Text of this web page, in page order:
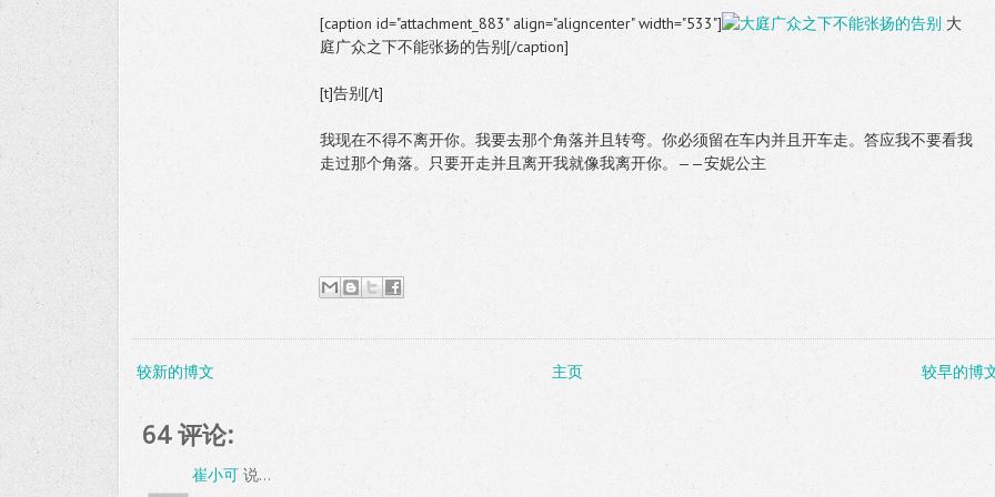
[caption id="attachment_883" align="aligncenter" width="533"]
大
庭广众之下不能张扬的告别[/caption]
[t]告别[/t]
我现在不得不离开你。我要去那个角落并且转弯。你必须留在车内并且开车走。答应我不要看我
走过那个角落。只要开走并且离开我就像我离开你。——安妮公主
较新的博文 较早的博
主页
64 评论:
崔小可 说...